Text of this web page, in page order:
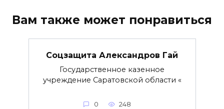
Вам также может понравиться
Соцзащита Александров Гай
Государственное казенное
учреждение Саратовской области «
0 248